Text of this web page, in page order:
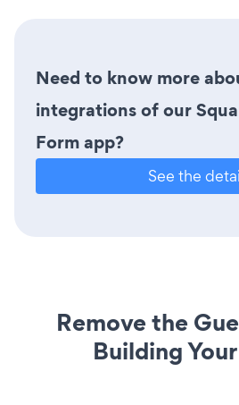
Need to know more
integrations of our
Form app?
See the
Remove the
Building